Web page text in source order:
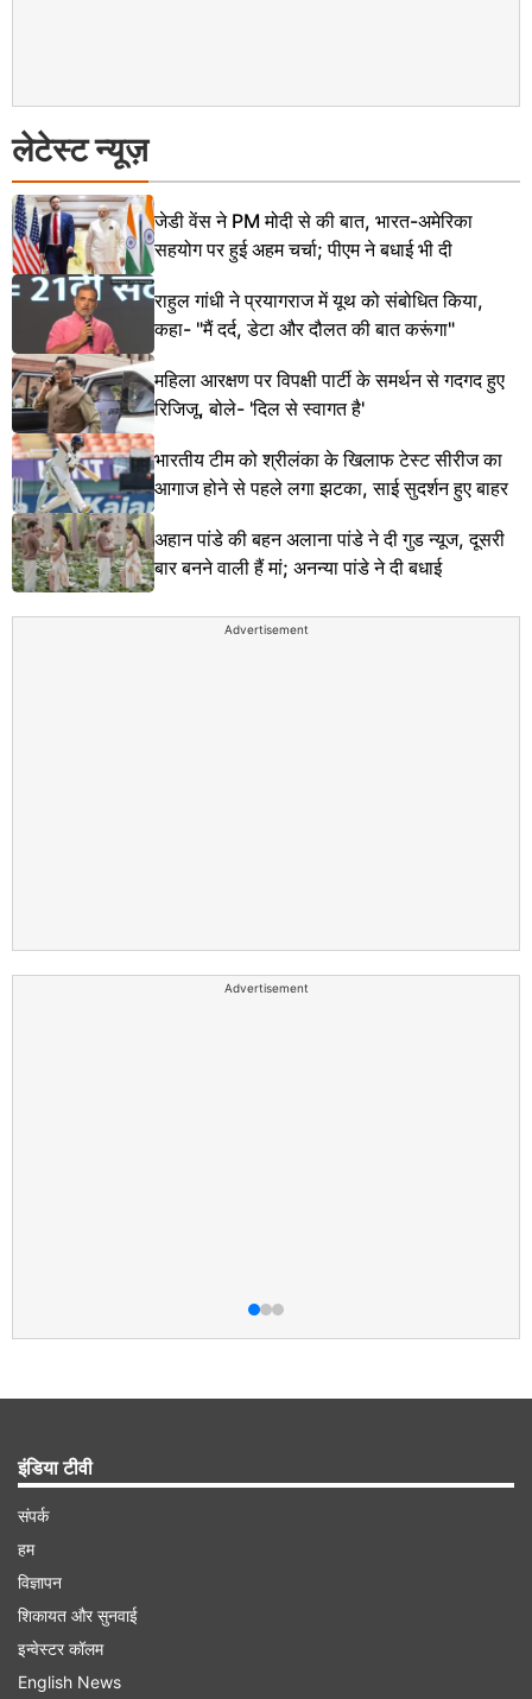
लेटेस्ट न्यूज़
जेडी वेंस ने PM मोदी से की बात, भारत-अमेरिका
सहयोग पर हुई अहम चर्चा; पीएम ने बधाई भी दी
राहुल गांधी ने प्रयागराज में यूथ को संबोधित किया,
कहा- "मैं दर्द, डेटा और दौलत की बात करूंगा"
महिला आरक्षण पर विपक्षी पार्टी के समर्थन से गदगद हुए
रिजिजू, बोले- 'दिल से स्वागत है'
भारतीय टीम को श्रीलंका के खिलाफ टेस्ट सीरीज का
आगाज होने से पहले लगा झटका, साई सुदर्शन हुए बाहर
अहान पांडे की बहन अलाना पांडे ने दी गुड न्यूज, दूसरी
बार बनने वाली हैं मां; अनन्या पांडे ने दी बधाई
Advertisement
Advertisement
इंडिया टीवी
संपर्क
हम
विज्ञापन
शिकायत और सुनवाई
इन्वेस्टर कॉलम
English News